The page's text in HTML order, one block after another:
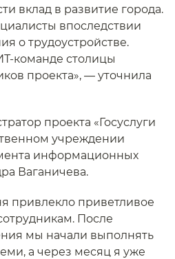
вклад в развитие города.
впоследствии
о трудоустройстве.
команде столицы
проекта», — уточнила
проекта «Госуслуги
учреждении
информационных
Ваганичева.
привлекло приветливое
После
мы начали выполнять
а через месяц я уже